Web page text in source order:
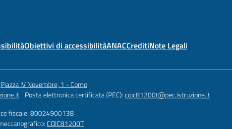
Obiettivi di accessibilitàANACCreditiNote Legali
Piazza IV Novembre, 1 - Como
Posta elettronica certificata (PEC):coic81200t@pec.istruzione.it
fiscale: 80024900138
COIC81200T